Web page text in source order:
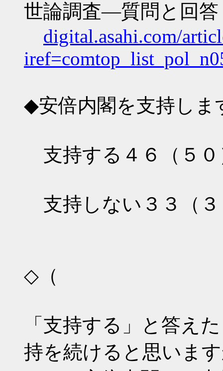
世論調査―質問と回答
digital.asahi.com/
◆安倍内閣を支持しま
支持する４６（５０
支持しない３３（３
◇（
「支持する」と答え
持を続けると思いま